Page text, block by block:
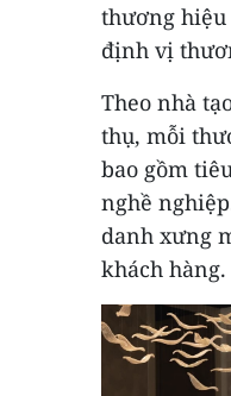
thương hiệu
định vị
Theo nhà
thụ, mỗi
bao gồm
nghề
danh xưng
khách hàng.